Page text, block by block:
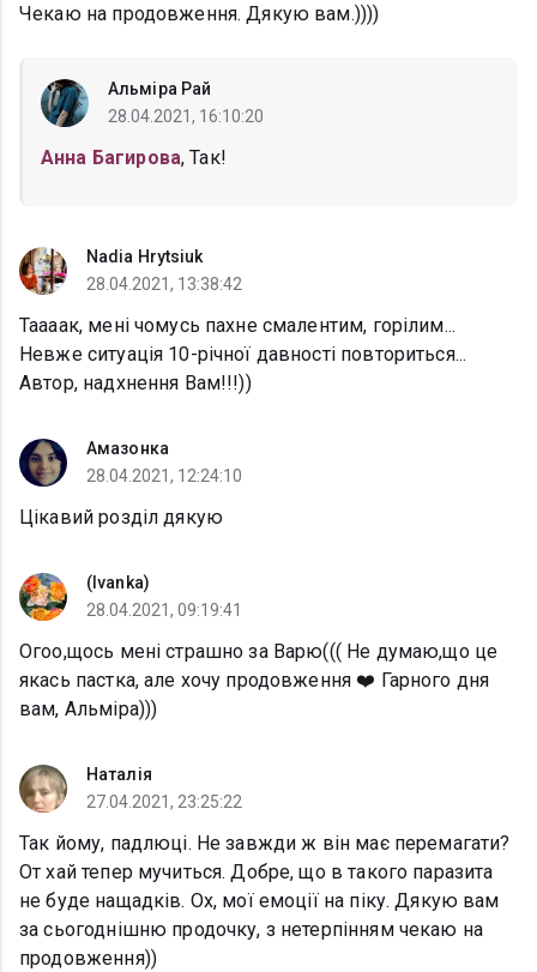
Чекаю на продовження. Дякую вам.))))
Альміра Рай
28.04.2021, 16:10:20
Анна Багирова, Так!
Nadia Hrytsiuk
28.04.2021, 13:38:42
Таааак, мені чомусь пахне смалентим, горілим...
Невже ситуація 10-річної давності повториться...
Автор, надхнення Вам!!!))
Амазонка
28.04.2021, 12:24:10
Цікавий розділ дякую
(Ivanka)
28.04.2021, 09:19:41
Огоо,щось мені страшно за Варю((( Не думаю,що це
якась пастка, але хочу продовження ❤️ Гарного дня
вам, Альміра)))
Наталія
27.04.2021, 23:25:22
Так йому, падлюці. Не завжди ж він має перемагати?
От хай тепер мучиться. Добре, що в такого паразита
не буде нащадків. Ох, мої емоції на піку. Дякую вам
за сьогоднішню продочку, з нетерпінням чекаю на
продовження))